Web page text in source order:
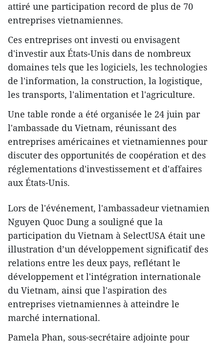
attiré une participation record de plus de 70
entreprises vietnamiennes.
Ces entreprises ont investi ou envisagent
d'investir aux États-Unis dans de nombreux
domaines tels que les logiciels, les technologies
de l'information, la construction, la logistique,
les transports, l'alimentation et l'agriculture.
Une table ronde a été organisée le 24 juin par
l'ambassade du Vietnam, réunissant des
entreprises américaines et vietnamiennes pour
discuter des opportunités de coopération et des
réglementations d'investissement et d'affaires
aux États-Unis.
Lors de l'événement, l'ambassadeur vietnamien
Nguyen Quoc Dung a souligné que la
participation du Vietnam à SelectUSA était une
illustration d’un développement significatif des
relations entre les deux pays, reflétant le
développement et l'intégration internationale
du Vietnam, ainsi que l'aspiration des
entreprises vietnamiennes à atteindre le
marché international.
Pamela Phan, sous-secrétaire adjointe pour